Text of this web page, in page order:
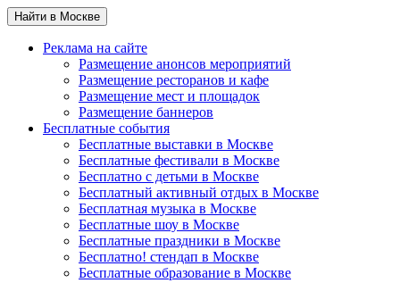
Найти в Москве
Реклама на сайте
Размещение анонсов мероприятий
Размещение ресторанов и кафе
Размещение мест и площадок
Размещение баннеров
Бесплатные события
Бесплатные выставки в Москве
Бесплатные фестивали в Москве
Бесплатно с детьми в Москве
Бесплатный активный отдых в Москве
Бесплатная музыка в Москве
Бесплатные шоу в Москве
Бесплатные праздники в Москве
Бесплатно! стендап в Москве
Бесплатные образование в Москве